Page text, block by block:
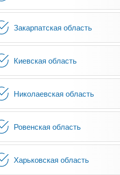
Закарпатская область
Киевская область
Николаевская область
Ровенская область
Харьковская область